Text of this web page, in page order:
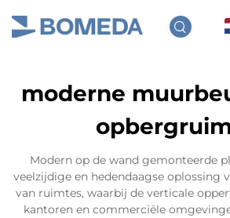
moderne
Modern op de wand gemonteerde
veelzijdige en hedendaagse oplossing
van ruimtes, waarbij de verticale
kantoren en commerciële